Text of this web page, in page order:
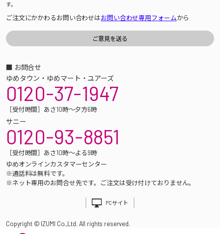
す。
ご注文にかかわるお問い合わせはお問い合わせ専用フォームから
■ お問合せ
ゆめタウン・ゆめマート・ユアーズ
0120-37-1947
［受付時間］あさ10時～夕方6時
サニー
0120-93-8851
［受付時間］あさ10時～よる9時
ゆめオンラインカスタマーセンター
※通話料は無料です。
※ネット専用のお問合せ先です。ご注文は受け付けておりません。
PCサイト
Copyright © IZUMI Co.,Ltd. All rights reserved.